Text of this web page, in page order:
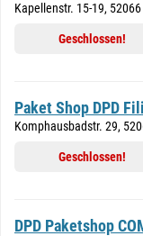
Kapellenstr. 15-19,
Geschlossen!
Paket Shop DPD
Komphausbadstr. 29,
Geschlossen!
DPD Paketshop